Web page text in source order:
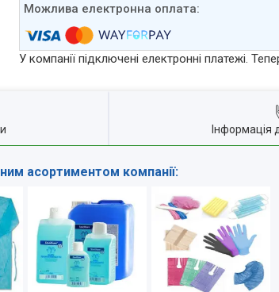
У компанії підключені електронні платежі.
Інформація
асортиментом компанії: